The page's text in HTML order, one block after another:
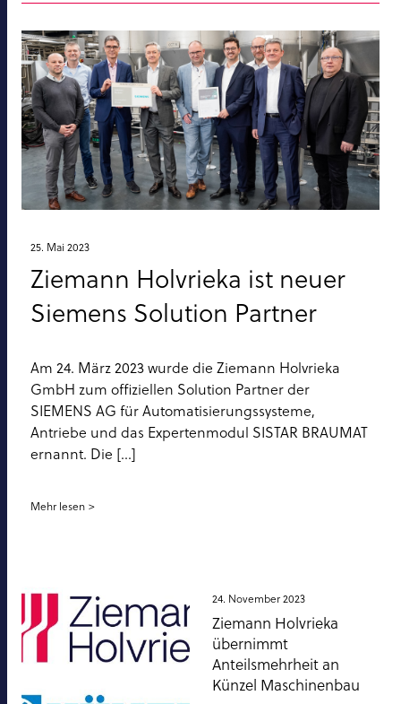
25. Mai 2023
Ziemann Holvrieka ist neuer
Siemens Solution Partner
Am 24. März 2023 wurde die Ziemann Holvrieka
GmbH zum offiziellen Solution Partner der
SIEMENS AG für Automatisierungssysteme,
Antriebe und das Expertenmodul SISTAR BRAUMAT
ernannt. Die [...]
Mehr lesen
24. November 2023
Ziemann Holvrieka
übernimmt
Anteilsmehrheit an
Künzel Maschinenbau